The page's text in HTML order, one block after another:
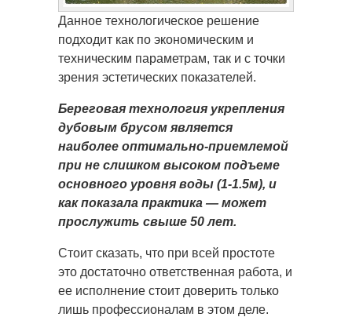
Данное технологическое решение
подходит как по экономическим и
техническим параметрам, так и с точки
зрения эстетических показателей.
Береговая технология укрепления
дубовым брусом является
наиболее оптимально-приемлемой
при не слишком высоком подъеме
основного уровня воды (1-1.5м), и
как показала практика — может
прослужить свыше 50 лет.
Стоит сказать, что при всей простоте
это достаточно ответственная работа, и
ее исполнение стоит доверить только
лишь профессионалам в этом деле.